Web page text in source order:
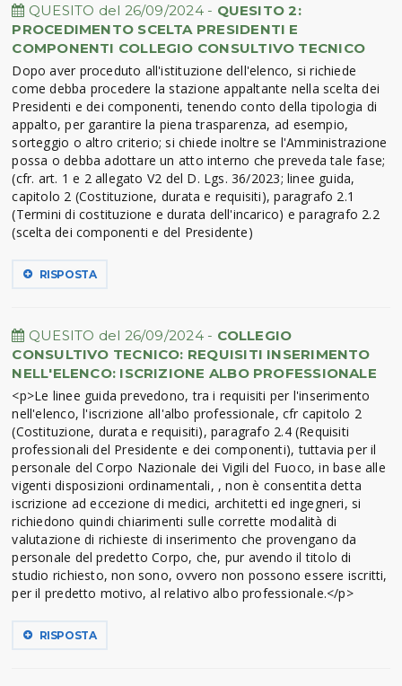
QUESITO del 26/09/2024 - QUESITO 2:
PROCEDIMENTO SCELTA PRESIDENTI E
COMPONENTI COLLEGIO CONSULTIVO TECNICO
Dopo aver proceduto all'istituzione dell'elenco, si richiede
come debba procedere la stazione appaltante nella scelta dei
Presidenti e dei componenti, tenendo conto della tipologia di
appalto, per garantire la piena trasparenza, ad esempio,
sorteggio o altro criterio; si chiede inoltre se l'Amministrazione
possa o debba adottare un atto interno che preveda tale fase;
(cfr. art. 1 e 2 allegato V2 del D. Lgs. 36/2023; linee guida,
capitolo 2 (Costituzione, durata e requisiti), paragrafo 2.1
(Termini di costituzione e durata dell'incarico) e paragrafo 2.2
(scelta dei componenti e del Presidente)
RISPOSTA
QUESITO del 26/09/2024 - COLLEGIO
CONSULTIVO TECNICO: REQUISITI INSERIMENTO
NELL'ELENCO: ISCRIZIONE ALBO PROFESSIONALE
<p>Le linee guida prevedono, tra i requisiti per l'inserimento
nell'elenco, l'iscrizione all'albo professionale, cfr capitolo 2
(Costituzione, durata e requisiti), paragrafo 2.4 (Requisiti
professionali del Presidente e dei componenti), tuttavia per il
personale del Corpo Nazionale dei Vigili del Fuoco, in base alle
vigenti disposizioni ordinamentali, , non è consentita detta
iscrizione ad eccezione di medici, architetti ed ingegneri, si
richiedono quindi chiarimenti sulle corrette modalità di
valutazione di richieste di inserimento che provengano da
personale del predetto Corpo, che, pur avendo il titolo di
studio richiesto, non sono, ovvero non possono essere iscritti,
per il predetto motivo, al relativo albo professionale.</p>
RISPOSTA